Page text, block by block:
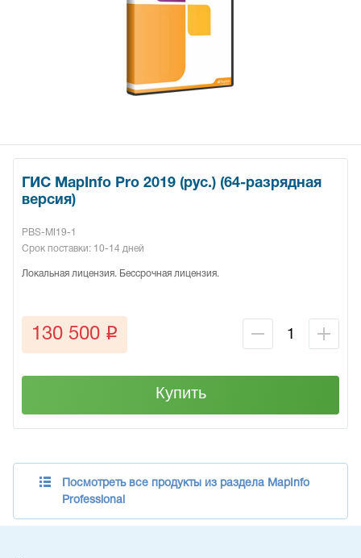
ГИС MapInfo Pro 2019 (рус.) (64-разрядная
версия)
PBS-MI19-1
Срок поставки: 10-14 дней
Локальная лицензия. Бессрочная лицензия.
130 500 q
Купить
Посмотреть все продукты из раздела MapInfo
Professional